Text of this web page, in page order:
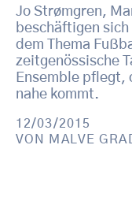
Jo Strømgren,
beschäftigen
dem Thema
zeitgenössische
Ensemble pflegt,
nahe kommt.
12/03/2015
VON
MALVE